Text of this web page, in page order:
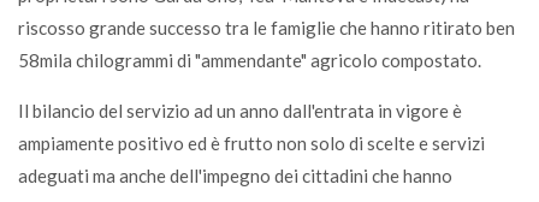
riscosso grande successo tra le famiglie che hanno ritirato ben
58mila chilogrammi di "ammendante" agricolo compostato.
Il bilancio del servizio ad un anno dall'entrata in vigore è
ampiamente positivo ed è frutto non solo di scelte e servizi
adeguati ma anche dell'impegno dei cittadini che hanno